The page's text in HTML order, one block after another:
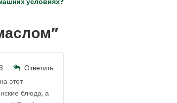
”
Ответить
этот
блюда, а